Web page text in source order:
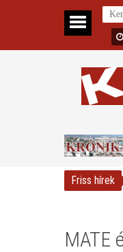
Friss hírek
Magyar Nemzeti
MATE